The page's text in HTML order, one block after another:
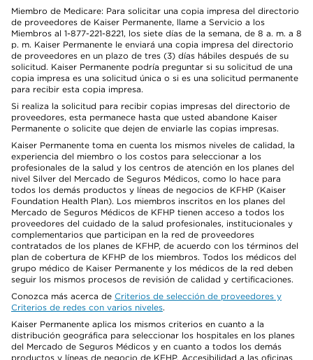
Miembro de Medicare: Para solicitar una copia impresa del directorio
de proveedores de Kaiser Permanente, llame a Servicio a los
Miembros al 1-877-221-8221, los siete días de la semana, de 8 a. m. a 8
p. m. Kaiser Permanente le enviará una copia impresa del directorio
de proveedores en un plazo de tres (3) días hábiles después de su
solicitud. Kaiser Permanente podría preguntar si su solicitud de una
copia impresa es una solicitud única o si es una solicitud permanente
para recibir esta copia impresa.
Si realiza la solicitud para recibir copias impresas del directorio de
proveedores, esta permanece hasta que usted abandone Kaiser
Permanente o solicite que dejen de enviarle las copias impresas.
Kaiser Permanente toma en cuenta los mismos niveles de calidad, la
experiencia del miembro o los costos para seleccionar a los
profesionales de la salud y los centros de atención en los planes del
nivel Silver del Mercado de Seguros Médicos, como lo hace para
todos los demás productos y líneas de negocios de KFHP (Kaiser
Foundation Health Plan). Los miembros inscritos en los planes del
Mercado de Seguros Médicos de KFHP tienen acceso a todos los
proveedores del cuidado de la salud profesionales, institucionales y
complementarios que participan en la red de proveedores
contratados de los planes de KFHP, de acuerdo con los términos del
plan de cobertura de KFHP de los miembros. Todos los médicos del
grupo médico de Kaiser Permanente y los médicos de la red deben
seguir los mismos procesos de revisión de calidad y certificaciones.
Conozca más acerca de Criterios de selección de proveedores y
Criterios de redes con varios niveles.
Kaiser Permanente aplica los mismos criterios en cuanto a la
distribución geográfica para seleccionar los hospitales en los planes
del Mercado de Seguros Médicos y en cuanto a todos los demás
productos y líneas de negocio de KFHP. Accesibilidad a las oficinas